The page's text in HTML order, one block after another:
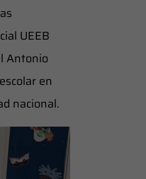
UEEB
Antonio
en
nacional.